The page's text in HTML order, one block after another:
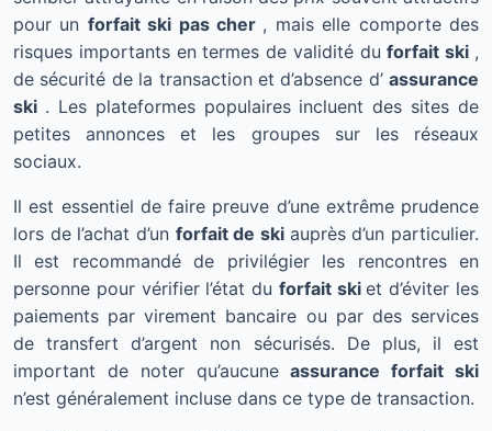
pour un forfait ski pas cher , mais elle comporte des
risques importants en termes de validité duforfait ski ,
de sécurité de la transaction et d’absence d’ assurance
ski . Les plateformes populaires incluent des sites de
petites annonces et les groupes sur les réseaux
sociaux.
Il est essentiel de faire preuve d’une extrême prudence
lors de l’achat d’un forfait de ski auprès d’un particulier.
Il est recommandé de privilégier les rencontres en
personne pour vérifier l’état du forfait skiet d’éviter les
paiements par virement bancaire ou par des services
de transfert d’argent non sécurisés. De plus, il est
important de noter qu’aucuneassurance forfait ski
n’est généralement incluse dans ce type de transaction.